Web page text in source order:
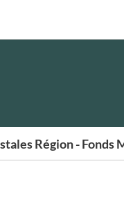
d'Alès
Région - Fonds